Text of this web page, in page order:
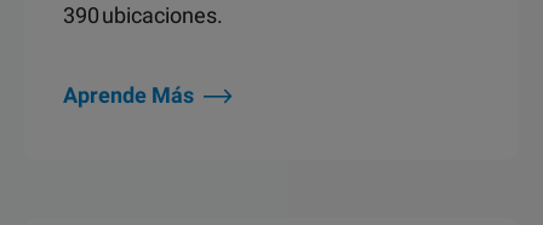
390 ubicaciones.
Aprende Más